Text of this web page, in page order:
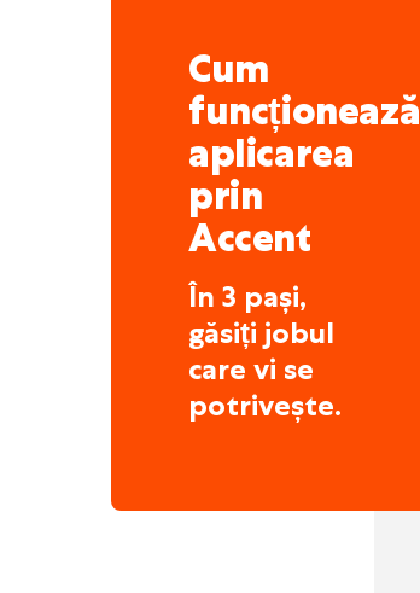
Cum
funcționează
aplicarea
prin
Accent
În 3 pași,
găsiți jobul
care vi se
potrivește.